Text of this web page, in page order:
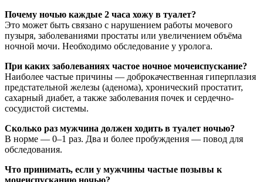
Почему ночью каждые 2 часа хожу в туалет?
Это может быть связано с нарушением работы мочевого
пузыря, заболеваниями простаты или увеличением объёма
ночной мочи. Необходимо обследование у уролога.
При каких заболеваниях частое ночное мочеиспускание?
Наиболее частые причины — доброкачественная гиперплазия
предстательной железы (аденома), хронический простатит,
сахарный диабет, а также заболевания почек и сердечно-
сосудистой системы.
Сколько раз мужчина должен ходить в туалет ночью?
В норме — 0–1 раз. Два и более пробуждения — повод для
обследования.
Что принимать, если у мужчины частые позывы к
мочеиспусканию ночью?